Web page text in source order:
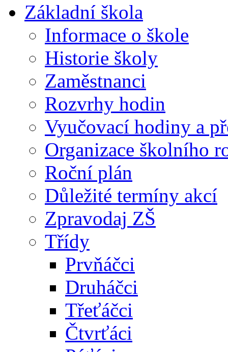
Základní škola
Informace o škole
Historie školy
Zaměstnanci
Rozvrhy hodin
Vyučovací hodiny a
Organizace školního
Roční plán
Důležité termíny akcí
Zpravodaj ZŠ
Třídy
Prvňáčci
Druháčci
Třeťáčci
Čtvrťáci